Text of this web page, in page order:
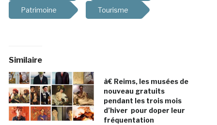
Patrimoine Tourisme
Similaire
à€ Reims, les musées de
nouveau gratuits
pendant les trois mois
d’hiver pour doper leur
fréquentation